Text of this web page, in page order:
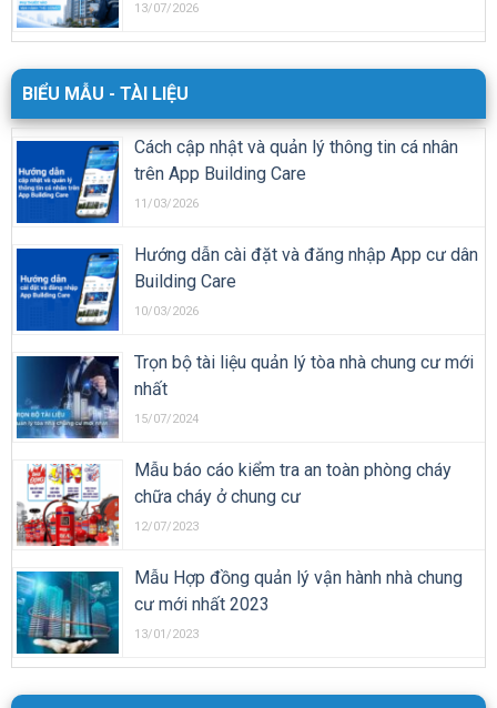
13/07/2026
BIỂU MẪU - TÀI LIỆU
Cách cập nhật và quản lý thông tin cá nhân
trên App Building Care
11/03/2026
Hướng dẫn cài đặt và đăng nhập App cư dân
Building Care
10/03/2026
Trọn bộ tài liệu quản lý tòa nhà chung cư mới
nhất
15/07/2024
Mẫu báo cáo kiểm tra an toàn phòng cháy
chữa cháy ở chung cư
12/07/2023
Mẫu Hợp đồng quản lý vận hành nhà chung
cư mới nhất 2023
13/01/2023